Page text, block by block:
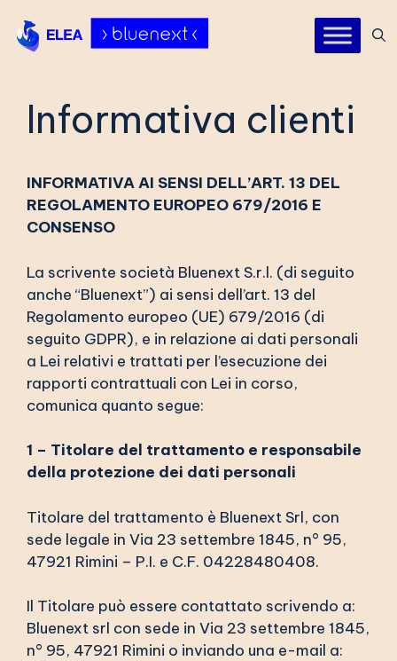
contenuto
Informativa clienti
INFORMATIVA AI SENSI DELL’ART. 13 DEL
REGOLAMENTO EUROPEO 679/2016 E
CONSENSO
La scrivente società Bluenext S.r.l. (di seguito
anche “Bluenext”) ai sensi dell’art. 13 del
Regolamento europeo (UE) 679/2016 (di
seguito GDPR), e in relazione ai dati personali
a Lei relativi e trattati per l’esecuzione dei
rapporti contrattuali con Lei in corso,
comunica quanto segue:
1 – Titolare del trattamento e responsabile
della protezione dei dati personali
Titolare del trattamento è Bluenext Srl, con
sede legale in Via 23 settembre 1845, n° 95,
47921 Rimini – P.I. e C.F. 04228480408.
Il Titolare può essere contattato scrivendo a:
Bluenext srl con sede in Via 23 settembre 1845,
n° 95, 47921 Rimini o inviando una e-mail a: